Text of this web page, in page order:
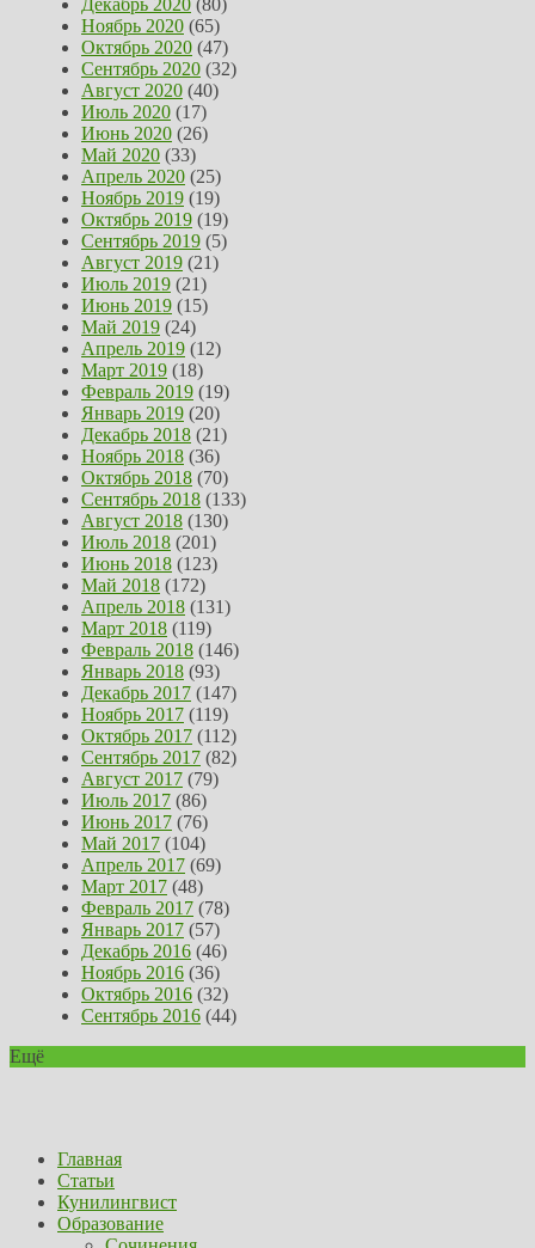
Ноябрь 2020 (65)
Октябрь 2020 (47)
Сентябрь 2020 (32)
Август 2020 (40)
Июль 2020 (17)
Июнь 2020 (26)
Май 2020 (33)
Апрель 2020 (25)
Ноябрь 2019 (19)
Октябрь 2019 (19)
Сентябрь 2019 (5)
Август 2019 (21)
Июль 2019 (21)
Июнь 2019 (15)
Май 2019 (24)
Апрель 2019 (12)
Март 2019 (18)
Февраль 2019 (19)
Январь 2019 (20)
Декабрь 2018 (21)
Ноябрь 2018 (36)
Октябрь 2018 (70)
Сентябрь 2018 (133)
Август 2018 (130)
Июль 2018 (201)
Июнь 2018 (123)
Май 2018 (172)
Апрель 2018 (131)
Март 2018 (119)
Февраль 2018 (146)
Январь 2018 (93)
Декабрь 2017 (147)
Ноябрь 2017 (119)
Октябрь 2017 (112)
Сентябрь 2017 (82)
Август 2017 (79)
Июль 2017 (86)
Июнь 2017 (76)
Май 2017 (104)
Апрель 2017 (69)
Март 2017 (48)
Февраль 2017 (78)
Январь 2017 (57)
Декабрь 2016 (46)
Ноябрь 2016 (36)
Октябрь 2016 (32)
Сентябрь 2016 (44)
Ещё
Главная
Статьи
Кунилингвист
Образование